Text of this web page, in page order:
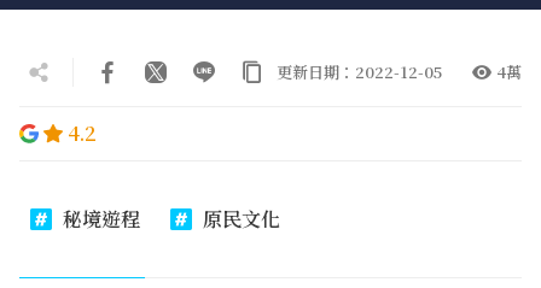
更新日期：2022-12-05 4萬
4.2
秘境遊程 原民文化